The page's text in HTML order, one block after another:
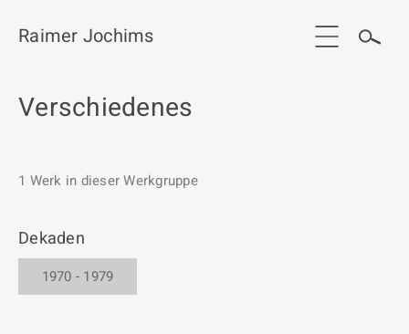
Start
Werkgruppen / Work groups
Ausstellungen
Vita
Raimer Jochims
Verschiedenes
1 Werk in dieser Werkgruppe
Dekaden
1970 - 1979